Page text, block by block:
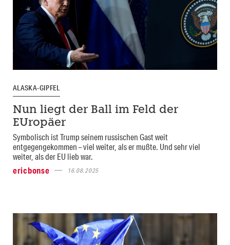
ALASKA-GIPFEL
Nun liegt der Ball im Feld der
EUropäer
Symbolisch ist Trump seinem russischen Gast weit
entgegengekommen – viel weiter, als er mußte. Und sehr viel
weiter, als der EU lieb war.
ericbonse
16.08.2025